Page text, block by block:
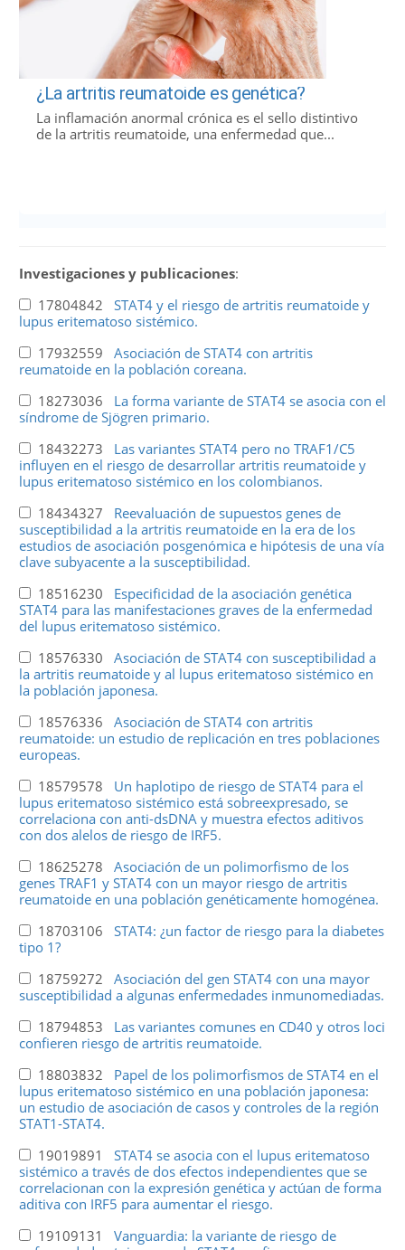
¿La artritis reumatoide es genética?
La inflamación anormal crónica es el sello distintivo
de la artritis reumatoide, una enfermedad que...
Investigaciones y publicaciones:
17804842 STAT4 y el riesgo de artritis reumatoide y
lupus eritematoso sistémico.
17932559 Asociación de STAT4 con artritis
reumatoide en la población coreana.
18273036 La forma variante de STAT4 se asocia con el
síndrome de Sjögren primario.
18432273 Las variantes STAT4 pero no TRAF1/C5
influyen en el riesgo de desarrollar artritis reumatoide y
lupus eritematoso sistémico en los colombianos.
18434327 Reevaluación de supuestos genes de
susceptibilidad a la artritis reumatoide en la era de los
estudios de asociación posgenómica e hipótesis de una vía
clave subyacente a la susceptibilidad.
18516230 Especificidad de la asociación genética
STAT4 para las manifestaciones graves de la enfermedad
del lupus eritematoso sistémico.
18576330 Asociación de STAT4 con susceptibilidad a
la artritis reumatoide y al lupus eritematoso sistémico en
la población japonesa.
18576336 Asociación de STAT4 con artritis
reumatoide: un estudio de replicación en tres poblaciones
europeas.
18579578 Un haplotipo de riesgo de STAT4 para el
lupus eritematoso sistémico está sobreexpresado, se
correlaciona con anti-dsDNA y muestra efectos aditivos
con dos alelos de riesgo de IRF5.
18625278 Asociación de un polimorfismo de los
genes TRAF1 y STAT4 con un mayor riesgo de artritis
reumatoide en una población genéticamente homogénea.
18703106 STAT4: ¿un factor de riesgo para la diabetes
tipo 1?
18759272 Asociación del gen STAT4 con una mayor
susceptibilidad a algunas enfermedades inmunomediadas.
18794853 Las variantes comunes en CD40 y otros loci
confieren riesgo de artritis reumatoide.
18803832 Papel de los polimorfismos de STAT4 en el
lupus eritematoso sistémico en una población japonesa:
un estudio de asociación de casos y controles de la región
STAT1-STAT4.
19019891 STAT4 se asocia con el lupus eritematoso
sistémico a través de dos efectos independientes que se
correlacionan con la expresión genética y actúan de forma
aditiva con IRF5 para aumentar el riesgo.
19109131 Vanguardia: la variante de riesgo de